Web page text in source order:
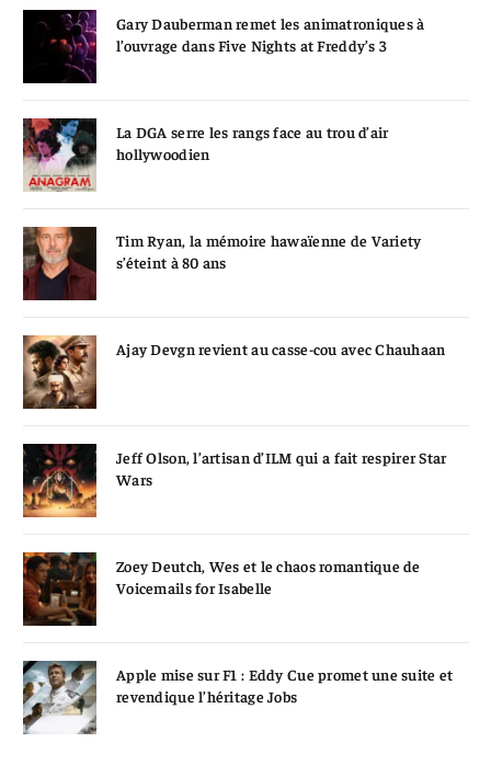
Gary Dauberman remet les animatroniques à
l’ouvrage dans Five Nights at Freddy’s 3
La DGA serre les rangs face au trou d’air
hollywoodien
Tim Ryan, la mémoire hawaïenne de Variety
s’éteint à 80 ans
Ajay Devgn revient au casse-cou avec Chauhaan
Jeff Olson, l’artisan d’ILM qui a fait respirer Star
Wars
Zoey Deutch, Wes et le chaos romantique de
Voicemails for Isabelle
Apple mise sur F1 : Eddy Cue promet une suite et
revendique l’héritage Jobs